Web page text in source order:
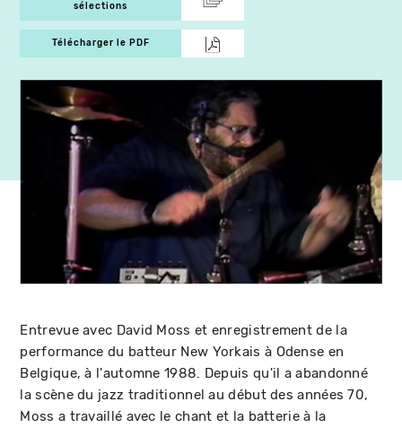
sélections
Télécharger le PDF
Entrevue avec David Moss et enregistrement de la
performance du batteur New Yorkais à Odense en
Belgique, à l'automne 1988. Depuis qu'il a abandonné
la scène du jazz traditionnel au début des années 70,
Moss a travaillé avec le chant et la batterie à la